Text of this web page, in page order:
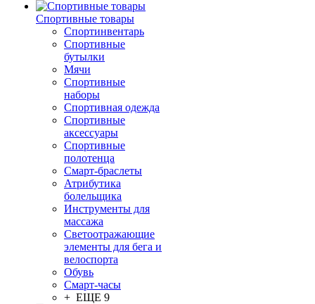
Спортивные товары
Спортинвентарь
Спортивные
бутылки
Мячи
Спортивные
наборы
Спортивная одежда
Спортивные
аксессуары
Спортивные
полотенца
Смарт-браслеты
Атрибутика
болельщика
Инструменты для
массажа
Светоотражающие
элементы для бега и
велоспорта
Обувь
Смарт-часы
+ ЕЩЕ 9